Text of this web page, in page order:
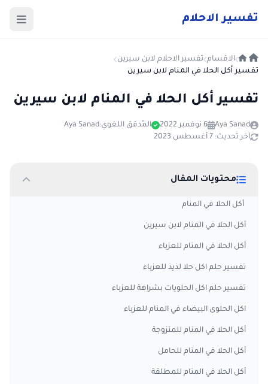
تفسير الاحلام
الاقسام تفسير الاحلام لابن سيرين
تفسير أكل الحلا في المنام لابن سيرين
تفسير أكل الحلا في المنام لابن سيرين
Aya Sanad 6 نوفمبر 2022 المُدقق اللغوي:Aya Sanad
آخر تحديث: 7 أغسطس 2023
محتويات المقال
أكل الحلا في المنام
أكل الحلا في المنام لابن سيرين
أكل الحلا في المنام للعزباء
تفسير حلم اكل حلا لذيذ للعزباء
تفسير حلم اكل الحلويات بشراهة للعزباء
اكل الحلوى البيضاء في المنام للعزباء
أكل الحلا في المنام للمتزوجة
أكل الحلا في المنام للحامل
أكل الحلا في المنام للمطلقة